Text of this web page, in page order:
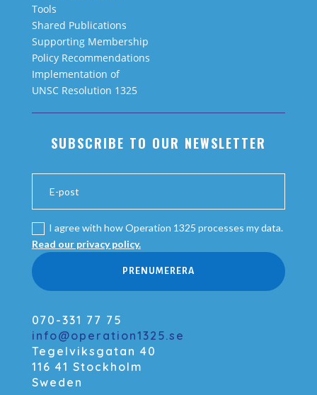
Tools
Shared Publications
Supporting Membership
Policy Recommendations
Implementation of
UNSC Resolution 1325
SUBSCRIBE TO OUR NEWSLETTER
I agree with how Operation 1325 processes my data.
Read our privacy policy.
PRENUMERERA
070-331 77 75
info@operation1325.se
Tegelviksgatan 40
116 41 Stockholm
Sweden